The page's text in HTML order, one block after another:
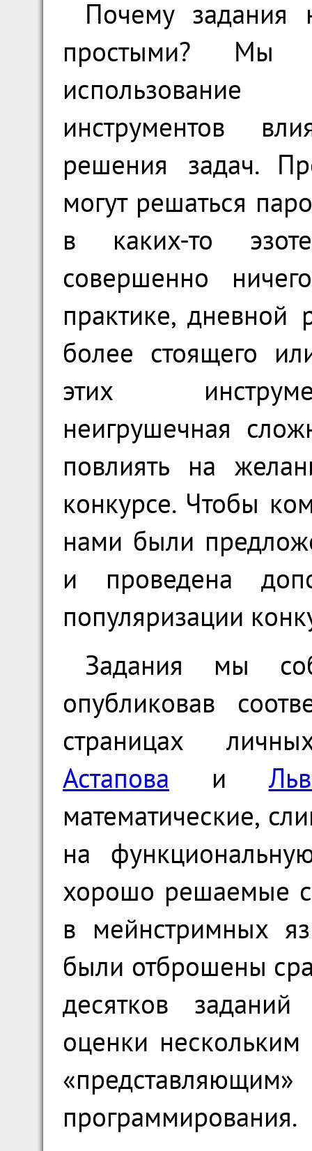
Почему
простыми? Мы
инструментов
решения задач.
могут решаться
в каких-то
совершенно
практике, дневной
более стоящего
этих
неигрушечная
повлиять на
конкурсе. Чтобы
нами были
и проведена
популяризации
Задания мы
опубликовав
страницах
Астапова и
математические,
на
хорошо решаемые
в мейнстримных
были отброшены
десятков
оценки нескольким
программирования.